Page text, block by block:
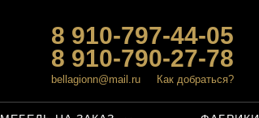
8 910-797-44-05
8 910-790-27-78
bellagionn@mail.ru Как добраться?